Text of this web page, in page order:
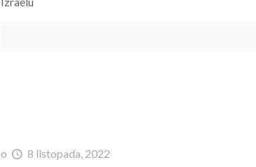
o 8 listopada, 2022